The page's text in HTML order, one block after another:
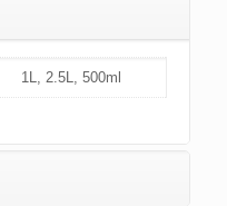
1L, 2.5L, 500ml